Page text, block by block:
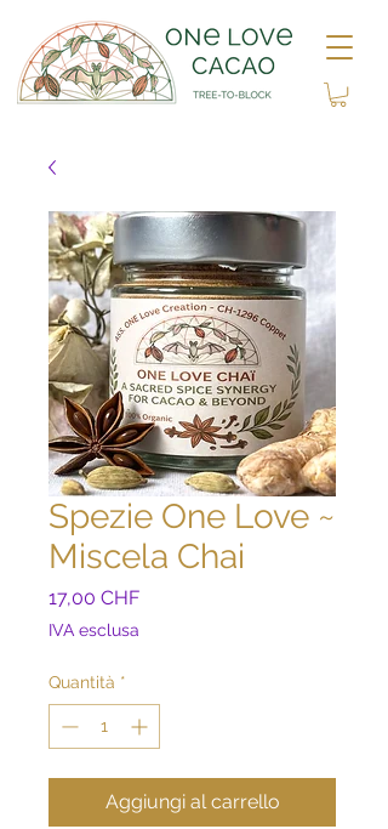
Spezie One Love ~
Miscela Chai
17,00 CHFPrezzo
IVA esclusa
Quantità *
Aggiungi al carrello